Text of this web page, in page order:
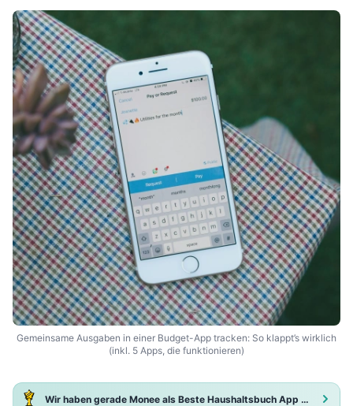
Gemeinsame Ausgaben in einer Budget-App tracken: So klappt’s wirklich
(inkl. 5 Apps, die funktionieren)
Wir haben gerade Monee als Beste Haushaltsbuch App 2025 ausgezeichnet!